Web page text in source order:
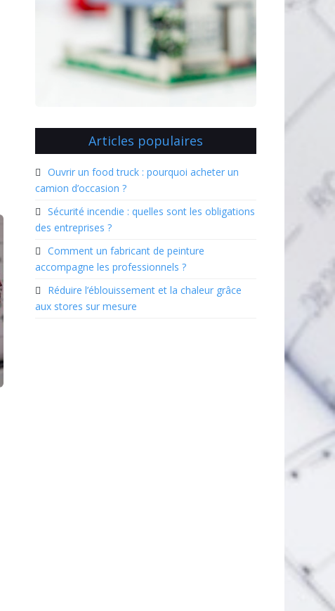
Articles populaires
Ouvrir un food truck : pourquoi acheter un
camion d’occasion ?
Sécurité incendie : quelles sont les obligations
des entreprises ?
Comment un fabricant de peinture
accompagne les professionnels ?
Réduire l’éblouissement et la chaleur grâce
aux stores sur mesure